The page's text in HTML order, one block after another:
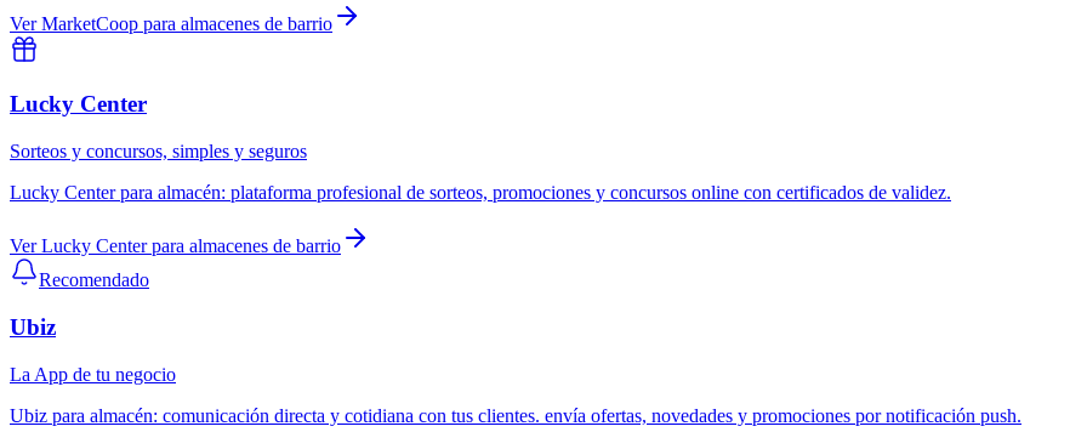
VerMarketCoop para almacenes de barrio
Lucky Center
Sorteos y concursos, simples y seguros
Lucky Centerpara almacén: plataforma profesional de sorteos, promociones y concursos online con certificados de validez.
VerLucky Centerpara almacenes de barrio
Recomendado
Ubiz
La App de tu negocio
Ubiz para almacén: comunicación directa y cotidiana con tus clientes. envía ofertas, novedades y promociones por notificación push.